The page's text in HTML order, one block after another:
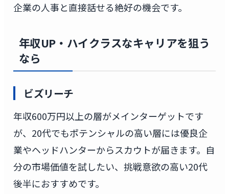
企業の人事と直接話せる絶好の機会です。
年収UP・ハイクラスなキャリアを狙う
なら
ビズリーチ
年収600万円以上の層がメインターゲットです
が、20代でもポテンシャルの高い層には優良企
業やヘッドハンターからスカウトが届きます。自
分の市場価値を試したい、挑戦意欲の高い20代
後半におすすめです。